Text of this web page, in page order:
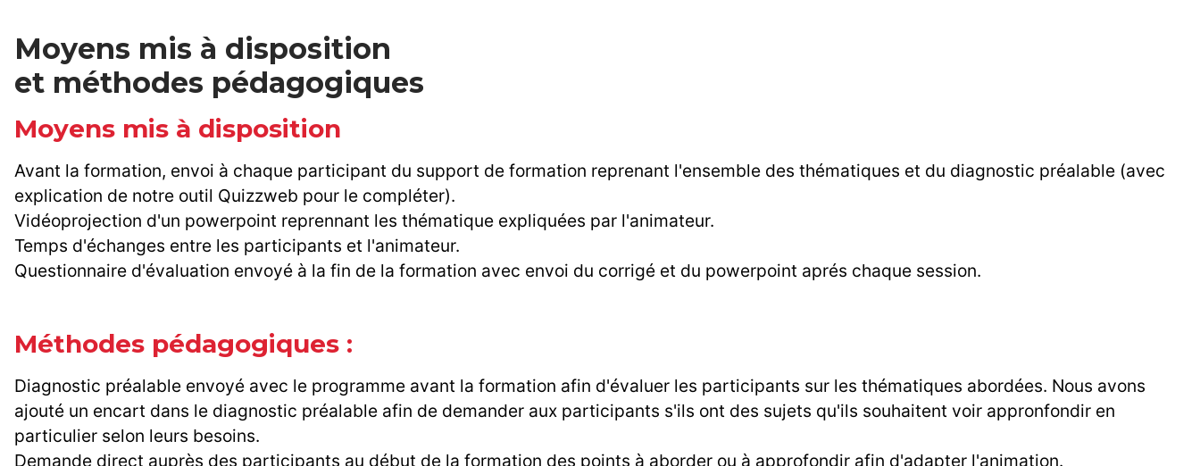
Moyens mis à disposition
et méthodes pédagogiques
Moyens mis à disposition
Avant la formation, envoi à chaque participant du support de formation reprenant l'ensemble des thématiques et du diagnostic préalable (avec
explication de notre outil Quizzweb pour le compléter).
Vidéoprojection d'un powerpoint reprennant les thématique expliquées par l'animateur.
Temps d'échanges entre les participants et l'animateur.
Questionnaire d'évaluation envoyé à la fin de la formation avec envoi du corrigé et du powerpoint aprés chaque session.
Méthodes pédagogiques :
Diagnostic préalable envoyé avec le programme avant la formation afin d'évaluer les participants sur les thématiques abordées. Nous avons
ajouté un encart dans le diagnostic préalable afin de demander aux participants s'ils ont des sujets qu'ils souhaitent voir appronfondir en
particulier selon leurs besoins.
Demande direct auprès des participants au début de la formation des points à aborder ou à approfondir afin d'adapter l'animation.